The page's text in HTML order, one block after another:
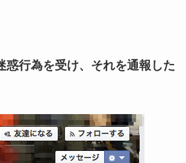
惑行為を受け、それを通報した